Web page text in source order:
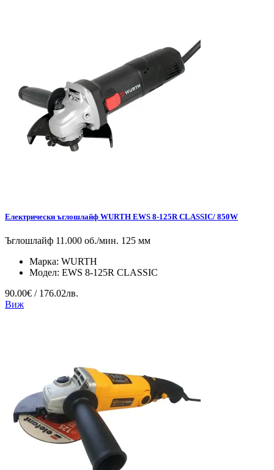
Електрически ъглошлайф WURTH EWS 8-125R CLASSIC/ 850W
Ъглошлайф 11.000 oб./мин. 125 мм
Марка: WURTH
Модел: EWS 8-125R CLASSIC
90.00€ / 176.02лв.
Виж